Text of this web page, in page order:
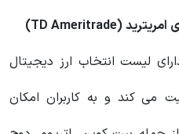
امریترید(TD Ameritrade)
لیست انتخاب ارز دیجیتال
می کند و به کاربران امکان